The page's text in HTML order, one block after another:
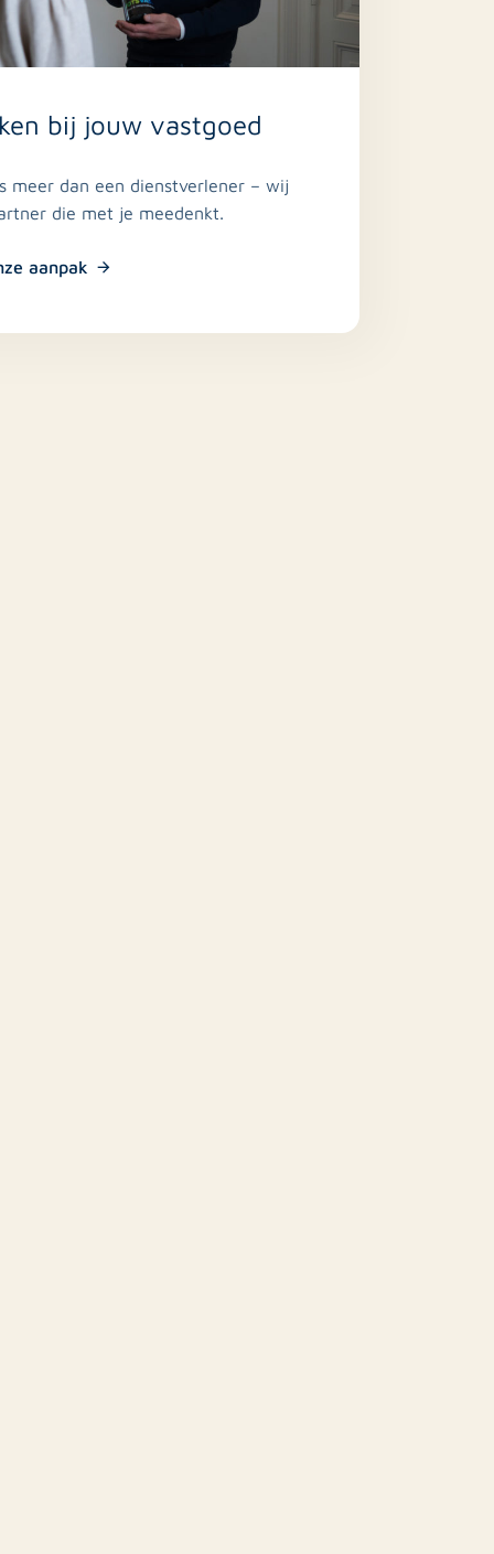
bij jouw vastgoed
meer dan een dienstverlener – wij
die met je meedenkt.
aanpak